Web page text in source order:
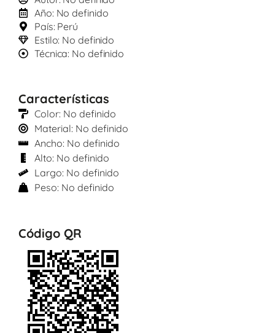
Año: No definido
País: Perú
Estilo: No definido
Técnica: No definido
Características
Color: No definido
Material: No definido
Ancho: No definido
Alto: No definido
Largo: No definido
Peso: No definido
Código QR